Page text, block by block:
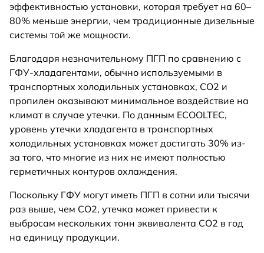
эффективностью установки, которая требует на 60–
80% меньше энергии, чем традиционные дизельные
системы той же мощности.
Благодаря незначительному ПГП по сравнению с
ГФУ-хладагентами, обычно используемыми в
транспортных холодильных установках, CO2 и
пропилен оказывают минимальное воздействие на
климат в случае утечки. По данным ECOOLTEC,
уровень утечки хладагента в транспортных
холодильных установках может достигать 30% из-
за того, что многие из них не имеют полностью
герметичных контуров охлаждения.
Поскольку ГФУ могут иметь ПГП в сотни или тысячи
раз выше, чем CO2, утечка может привести к
выбросам нескольких тонн эквивалента CO2 в год
на единицу продукции.